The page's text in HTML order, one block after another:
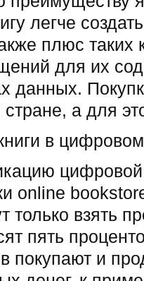
легче
плюс таких
для их
данных.
а для
в
цифровой
online
только взять
пять
покупают и